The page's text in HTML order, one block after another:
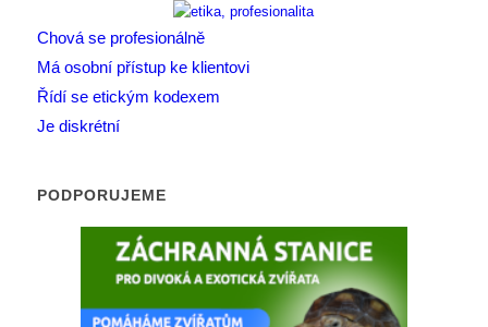
Chová se profesionálně
Má osobní přístup ke klientovi
Řídí se etickým kodexem
Je diskrétní
PODPORUJEME